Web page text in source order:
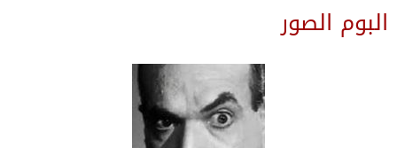
البوم الصور